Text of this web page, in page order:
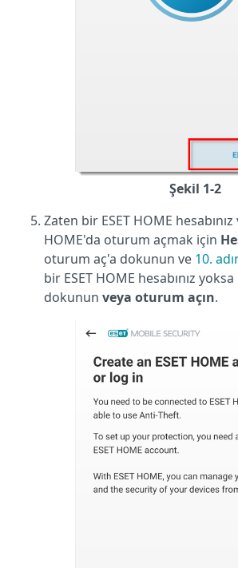
Şekil 1-2
Zaten bir ESET HOME hesabınız
HOME'da oturum açmak için
oturum aç'a dokunun ve 10.
bir ESET HOME hesabınız yoksa
dokunun veya oturum açın.